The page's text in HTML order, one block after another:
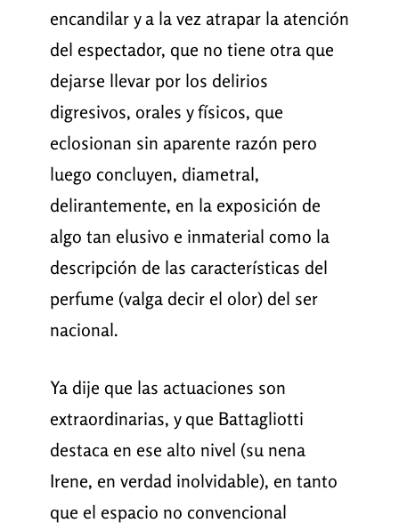
encandilar y a la vez atrapar la atención
del espectador, que no tiene otra que
dejarse llevar por los delirios
digresivos, orales y físicos, que
eclosionan sin aparente razón pero
luego concluyen, diametral,
delirantemente, en la exposición de
algo tan elusivo e inmaterial como la
descripción de las características del
perfume (valga decir el olor) del ser
nacional.
Ya dije que las actuaciones son
extraordinarias, y que Battagliotti
destaca en ese alto nivel (su nena
Irene, en verdad inolvidable), en tanto
que el espacio no convencional